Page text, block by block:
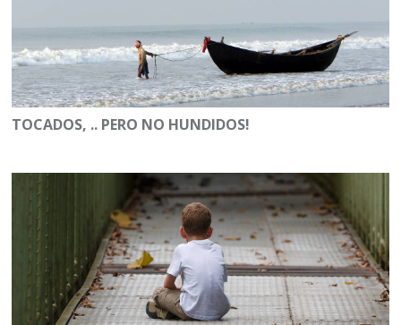
TOCADOS, .. PERO NO HUNDIDOS!